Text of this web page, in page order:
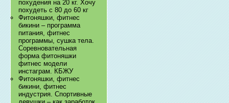
похудения на 20 кг. Хочу
похудеть с 80 до 60 кг
Фитоняшки, фитнес
бикини – программа
питания, фитнес
программы, сушка тела.
Соревновательная
форма фитоняшки
фитнес модели
инстаграм. КБЖУ
Фитоняшки, фитнес
бикини, фитнес
индустрия. Спортивные